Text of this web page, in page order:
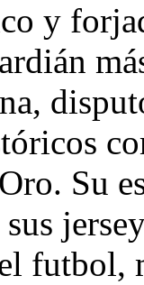
y
Su
futbol,